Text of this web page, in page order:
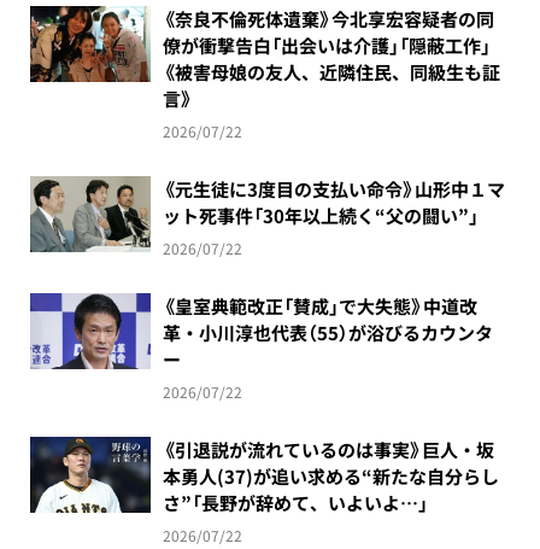
《奈良不倫死体遺棄》今北享宏容疑者の同
僚が衝撃告白「出会いは介護」「隠蔽工作」
《被害母娘の友人、近隣住民、同級生も証
言》
2026/07/22
《元生徒に3度目の支払い命令》山形中１マ
ット死事件「30年以上続く“父の闘い”」
2026/07/22
《皇室典範改正「賛成」で大失態》中道改
革・小川淳也代表（55）が浴びるカウンタ
ー
2026/07/22
《引退説が流れているのは事実》巨人・坂
本勇人(37)が追い求める“新たな自分らし
さ”「長野が辞めて、いよいよ…」
2026/07/22